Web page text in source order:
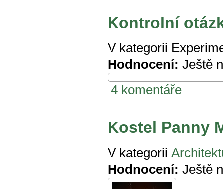
Kontrolní
V kategorii
Hodnocení: Ještě
4 komentáře
Kostel Panny
V kategorii
Hodnocení: Ještě